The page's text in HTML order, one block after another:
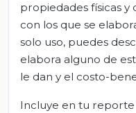
propiedades físicas y
con los que se
solo uso, puedes
elabora alguno de
le dan y el costo-
Incluye en tu reporte